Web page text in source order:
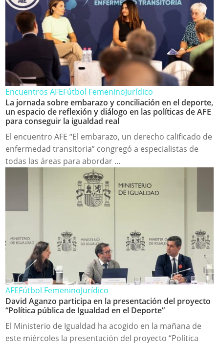
Encuentros AFEFútbol FemeninoJurídico
La jornada sobre embarazo y conciliación en el deporte,
un espacio de reflexión y diálogo en las políticas de AFE
para conseguir la igualdad real
El encuentro AFE “El embarazo, un derecho calificado de
enfermedad transitoria” congregó a especialistas de
todas las áreas para abordar ...
AFEFútbol FemeninoJurídico
David Aganzo participa en la presentación del proyecto
“Política pública de Igualdad en el Deporte”
El Ministerio de Igualdad ha acogido en la mañana de
este miércoles la presentación del proyecto “Política